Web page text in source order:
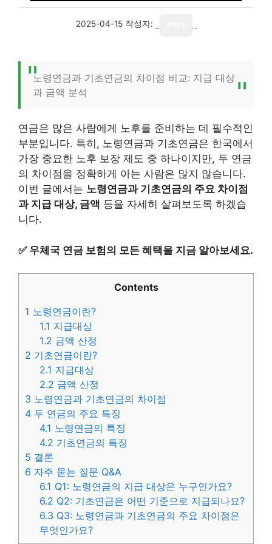
2025-04-15 작성자:
노령연금과 기초연금의 차이점 비교: 지급 대상
과 금액 분석
연금은 많은 사람에게 노후를 준비하는 데 필수적인
부분입니다. 특히, 노령연금과 기초연금은 한국에서
가장 중요한 노후 보장 제도 중 하나이지만, 두 연금
의 차이점을 정확하게 아는 사람은 많지 않습니다.
이번 글에서는 노령연금과 기초연금의 주요 차이점
과 지급 대상, 금액 등을 자세히 살펴보도록 하겠습
니다.
✅ 우체국 연금 보험의 모든 혜택을 지금 알아보세요.
Contents
1 노령연금이란?
1.1 지급대상
1.2 금액 산정
2 기초연금이란?
2.1 지급대상
2.2 금액 산정
3 노령연금과 기초연금의 차이점
4 두 연금의 주요 특징
4.1 노령연금의 특징
4.2 기초연금의 특징
5 결론
6 자주 묻는 질문 Q&A
6.1 Q1: 노령연금의 지급 대상은 누구인가요?
6.2 Q2: 기초연금은 어떤 기준으로 지급되나요?
6.3 Q3: 노령연금과 기초연금의 주요 차이점은
무엇인가요?